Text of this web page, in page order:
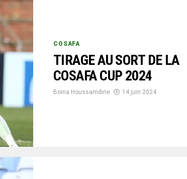
COSAFA
TIRAGE AU SORT DE LA
COSAFA CUP 2024
Boina Houssamdine 14 juin 2024